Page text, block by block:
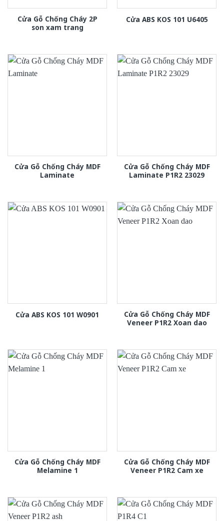
Cửa Gỗ Chống Cháy 2P
son xam trang
Cửa ABS KOS 101 U6405
Cửa Gỗ Chống Cháy MDF
Laminate
Cửa Gỗ Chống Cháy MDF
Laminate P1R2 23029
Cửa ABS KOS 101 W0901
Cửa Gỗ Chống Cháy MDF
Veneer P1R2 Xoan dao
Cửa Gỗ Chống Cháy MDF
Melamine 1
Cửa Gỗ Chống Cháy MDF
Veneer P1R2 Cam xe